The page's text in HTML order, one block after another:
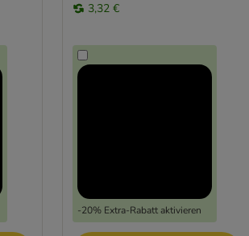
3,32 €
-20% Extra-Rabatt aktivieren